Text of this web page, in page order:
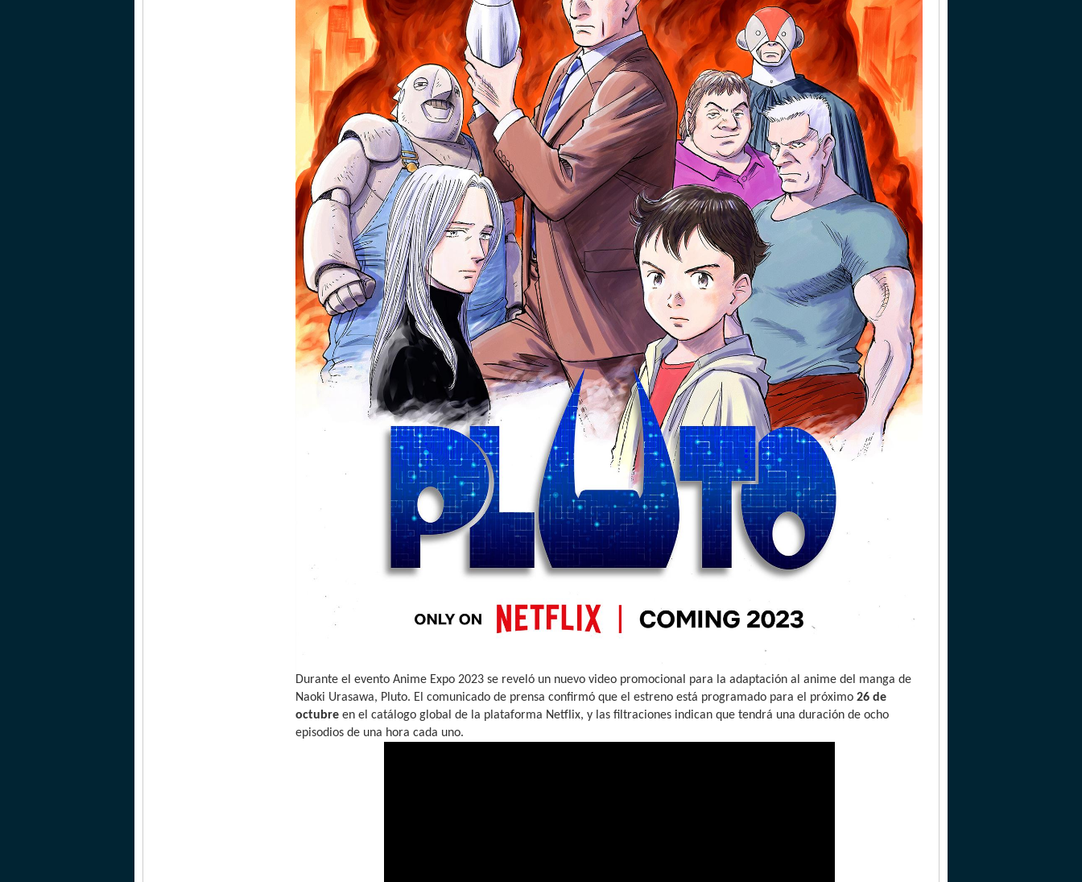
Durante el evento Anime Expo 2023 se reveló un nuevo video promocional para la adaptación al anime del manga de
Naoki Urasawa, Pluto. El comunicado de prensa confirmó que el estreno está programado para el próximo26 de
octubre en el catálogo global de la plataforma Netflix, y las filtraciones indican que tendrá una duración de ocho
episodios de una hora cada uno.